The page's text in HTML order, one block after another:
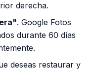
derecha.
. Google Fotos
durante 60 días
deseas restaurar y